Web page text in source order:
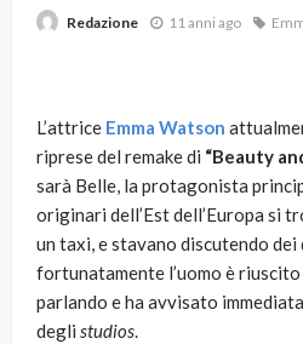
Redazione 11 anni ago
L’attrice Emma Watson
riprese del remake di “Beauty
sarà Belle, la protagonista
originari dell’Est dell’Europa si
un taxi, e stavano discutendo
fortunatamente l’uomo è
parlando e ha avvisato
degli studios.